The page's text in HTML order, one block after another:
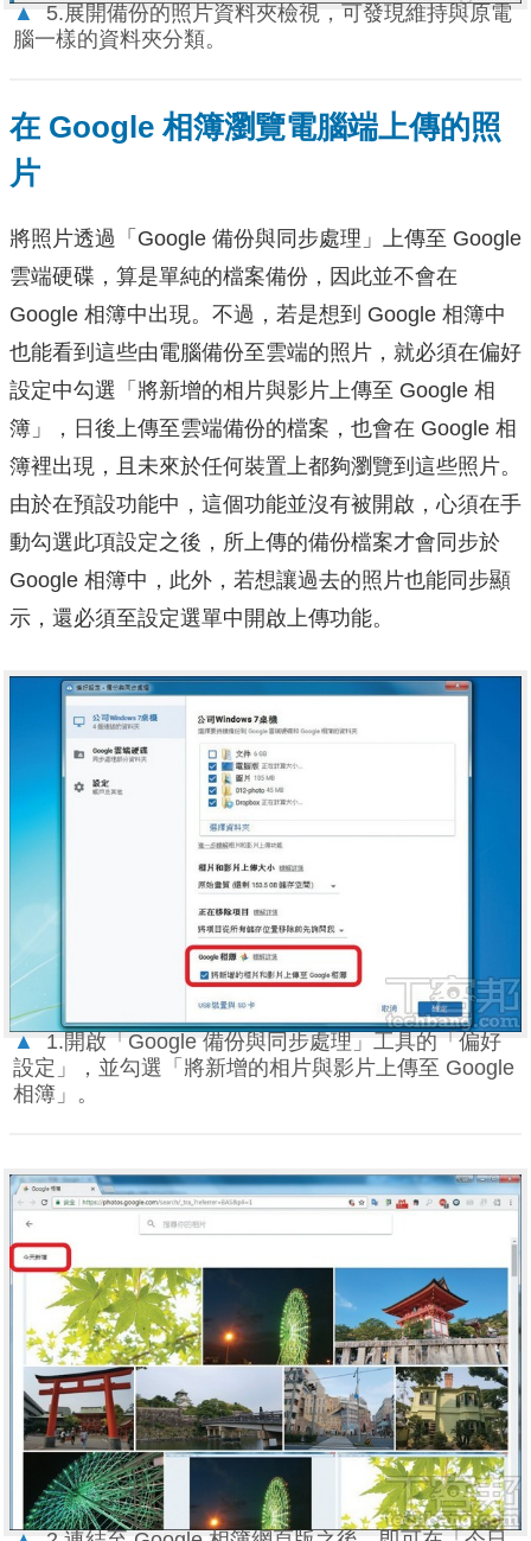
▲
5.展開備份的照片資料夾檢視，可發現維持與原電
腦一樣的資料夾分類。
在 Google 相簿瀏覽電腦端上傳的照
片
將照片透過「Google 備份與同步處理」上傳至 Google
雲端硬碟，算是單純的檔案備份，因此並不會在
Google 相簿中出現。不過，若是想到 Google 相簿中
也能看到這些由電腦備份至雲端的照片，就必須在偏好
設定中勾選「將新增的相片與影片上傳至 Google 相
簿」，日後上傳至雲端備份的檔案，也會在 Google 相
簿裡出現，且未來於任何裝置上都夠瀏覽到這些照片。
由於在預設功能中，這個功能並沒有被開啟，心須在手
動勾選此項設定之後，所上傳的備份檔案才會同步於
Google 相簿中，此外，若想讓過去的照片也能同步顯
示，還必須至設定選單中開啟上傳功能。
▲
1.開啟「Google 備份與同步處理」工具的「偏好
設定」，並勾選「將新增的相片與影片上傳至 Google
相簿」。